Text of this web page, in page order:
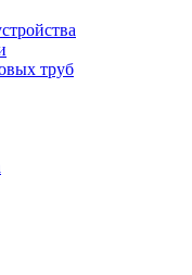
труб